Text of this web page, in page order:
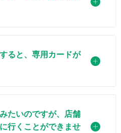
ると、専用カードが
たいのですが、店舗
行くことができませ